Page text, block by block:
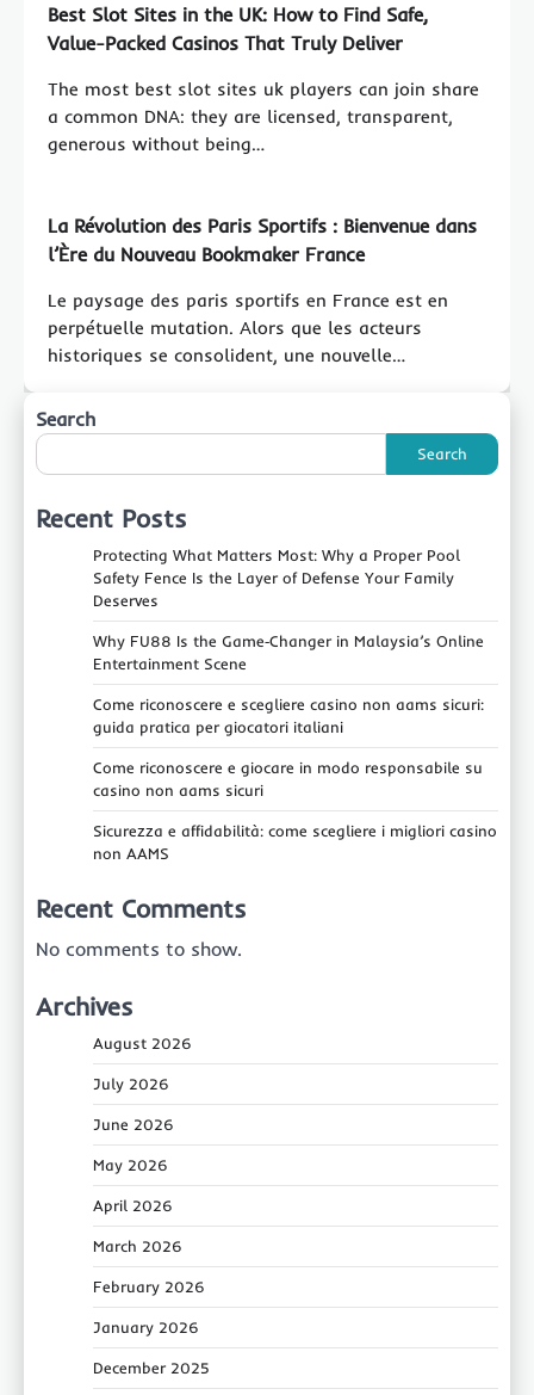
Best Slot Sites in the UK: How to Find Safe,
Value-Packed Casinos That Truly Deliver
The most best slot sites uk players can join share
a common DNA: they are licensed, transparent,
generous without being…
La Révolution des Paris Sportifs : Bienvenue dans
l’Ère du Nouveau Bookmaker France
Le paysage des paris sportifs en France est en
perpétuelle mutation. Alors que les acteurs
historiques se consolident, une nouvelle…
Search
Search
Recent Posts
Protecting What Matters Most: Why a Proper Pool
Safety Fence Is the Layer of Defense Your Family
Deserves
Why FU88 Is the Game‑Changer in Malaysia’s Online
Entertainment Scene
Come riconoscere e scegliere casino non aams sicuri:
guida pratica per giocatori italiani
Come riconoscere e giocare in modo responsabile su
casino non aams sicuri
Sicurezza e affidabilità: come scegliere i migliori casino
non AAMS
Recent Comments
No comments to show.
Archives
August 2026
July 2026
June 2026
May 2026
April 2026
March 2026
February 2026
January 2026
December 2025